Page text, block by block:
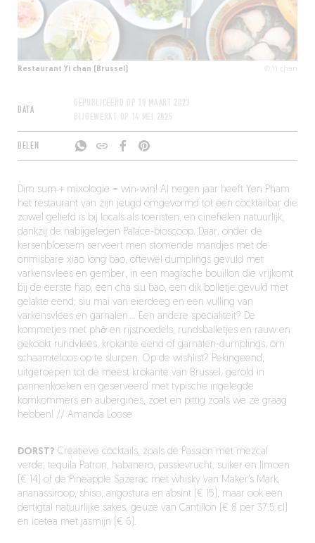
Restaurant Yi chan (Brussel) © Yi chan
DATA
GEPUBLICEERD OP
10 MAART 2023
BIJGEWERKT OP
14 MEI 2025
DELEN
Dim sum + mixologie = win-win! Al negen jaar heeft Yen Pham
het restaurant van zijn jeugd omgevormd tot een cocktailbar die
zowel geliefd is bij locals als toeristen, en cinefielen natuurlijk,
dankzij de nabijgelegen Palace-bioscoop. Daar, onder de
kersenbloesem serveert men stomende mandjes met de
onmisbare xiao long bao, oftewel dumplings gevuld met
varkensvlees en gember, in een magische bouillon die vrijkomt
bij de eerste hap; een cha siu bao, een dik bolletje gevuld met
gelakte eend; siu mai van eierdeeg en een vulling van
varkensvlees en garnalen … Een andere specialiteit? De
kommetjes met phở en rijstnoedels, rundsballetjes en rauw en
gekookt rundvlees, krokante eend of garnalen-dumplings, om
schaamteloos op te slurpen. Op de wishlist? Pekingeend,
uitgeroepen tot de meest krokante van Brussel, gerold in
pannenkoeken en geserveerd met typische ingelegde
komkommers en aubergines, zoet en pittig zoals we ze graag
hebben! // Amanda Loose
DORST? Creatieve cocktails, zoals de Passion met mezcal
verde, tequila Patron, habanero, passievrucht, suiker en limoen
(€ 14) of de Pineapple Sazerac met whisky van Maker’s Mark,
ananassiroop, shiso, angostura en absint (€ 15), maar ook een
dertigtal natuurlijke sakes, geuze van Cantillon (€ 8 per 37,5 cl)
en icetea met jasmijn (€ 6).